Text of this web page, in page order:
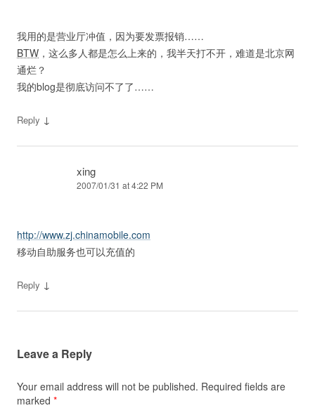
我用的是营业厅冲值，因为要发票报销……
BTW ，这么多人都是怎么上来的，我半天打不开，难道是北京网
通烂？
我的blog是彻底访问不了了……
Reply ↓
xing
2007/01/31 at 4:22 PM
http://www.zj.chinamobile.com
移动自助服务也可以充值的
Reply ↓
Leave a Reply
Your email address will not be published. Required fields are
marked *